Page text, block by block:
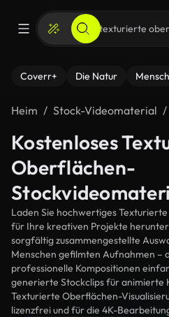
Coverr+ Die Natur
Heim Stock-Videomaterial
Kostenloses
Oberflächen-
Laden Sie hochwertiges
für Ihre kreativen Projekte
sorgfältig zusammengestellte
Menschen gefilmten Aufnahmen –
professionelle Kompositionen
generierte Stockclips für animierte
Texturierte Oberflächen-
lizenzfrei und für die 4K-